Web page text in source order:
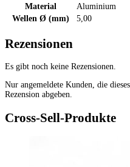
Material
Aluminium
Wellen Ø (mm)
5,00
Rezensionen
Es gibt noch keine Rezensionen.
Nur angemeldete Kunden, die
Rezension abgeben.
Cross-Sell-Produkte